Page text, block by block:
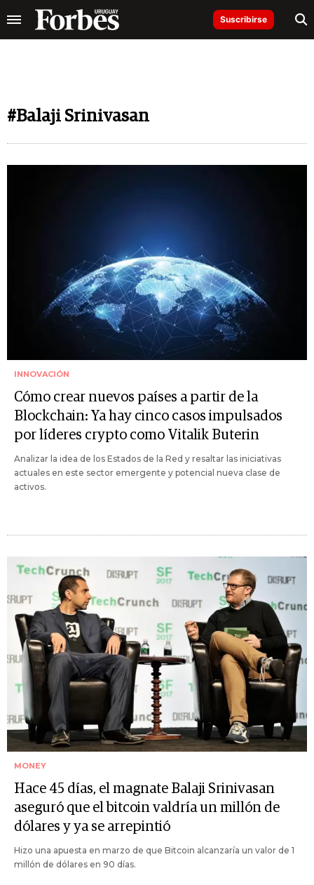
Suscribirse
#Balaji Srinivasan
INNOVACIÓN
Cómo crear nuevos países a partir de la
Blockchain: Ya hay cinco casos impulsados
por líderes crypto como Vitalik Buterin
Analizar la idea de los Estados de la Red y resaltar las iniciativas
actuales en este sector emergente y potencial nueva clase de
activos.
MONEY
Hace 45 días, el magnate Balaji Srinivasan
aseguró que el bitcoin valdría un millón de
dólares y ya se arrepintió
Hizo una apuesta en marzo de que Bitcoin alcanzaría un valor de 1
millón de dólares en 90 días.